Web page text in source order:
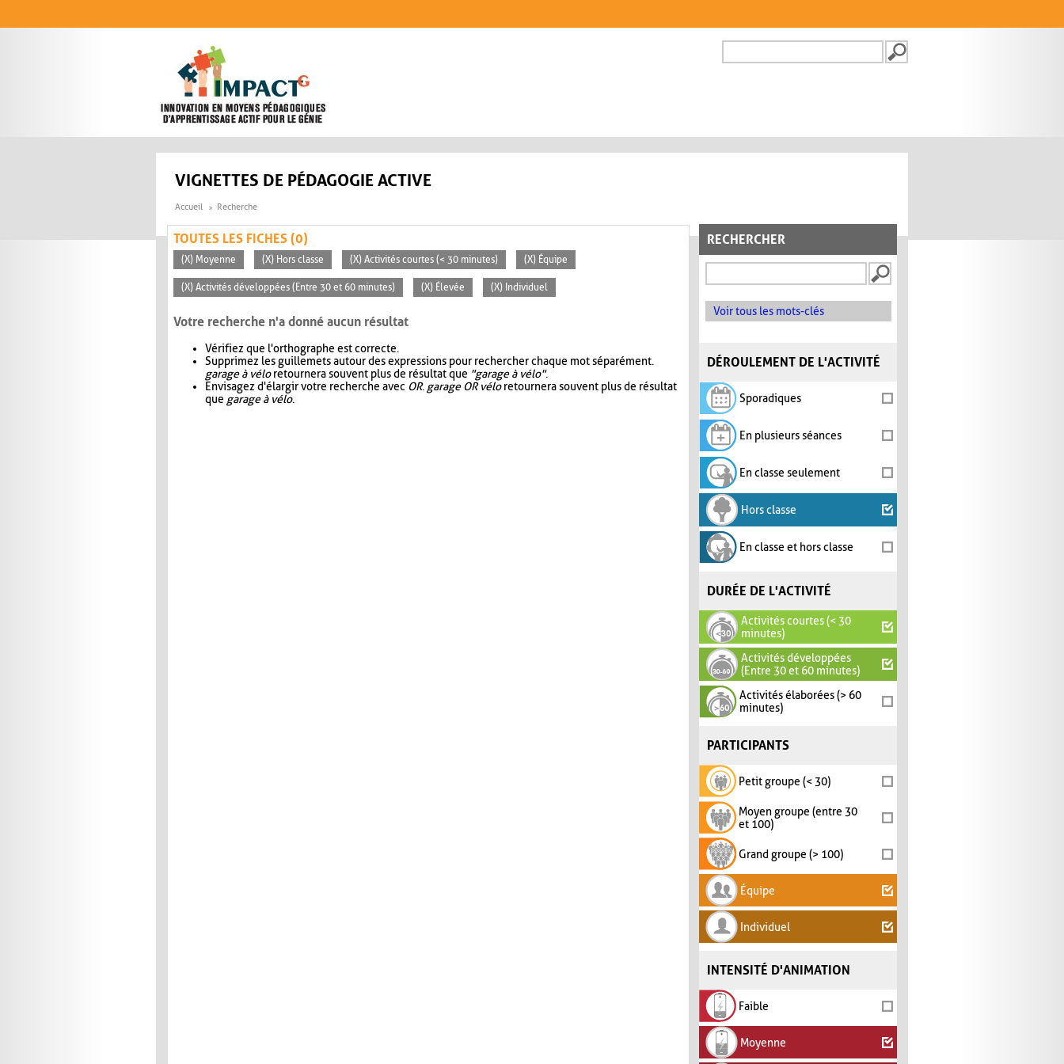
FORMULAIRE DE
VIGNETTES DE PÉDAGOGIE ACTIVE
Accueil Recherche
RECHERCHER
Voir tous les mots-clés
DÉROULEMENT DE L'ACTIVITÉ
Sporadiques
En plusieurs séances
En classe seulement
Hors classe
En classe et hors classe
DURÉE DE L'ACTIVITÉ
Activités courtes (< 30
minutes)
Activités développées
(Entre 30 et 60 minutes)
Activités élaborées (> 60
minutes)
PARTICIPANTS
Petit groupe (< 30)
Moyen groupe (entre 30
et 100)
Grand groupe (> 100)
Équipe
Individuel
INTENSITÉ D'ANIMATION
Faible
Moyenne
TOUTES LES FICHES (0)
(X) Moyenne (X) Hors classe (X) Activités courtes (< 30 minutes) (X) Équipe
(X) Activités développées (Entre 30 et 60 minutes) (X) Élevée (X) Individuel
Votre recherche n'a donné aucun résultat
Vérifiez que l'orthographe est correcte.
Supprimez les guillemets autour des expressions pour rechercher chaque mot séparément.
garage à véloretournera souvent plus de résultat que "garage à vélo".
Envisagez d'élargir votre recherche avec OR. garage OR véloretournera souvent plus de résultat
que garage à vélo.